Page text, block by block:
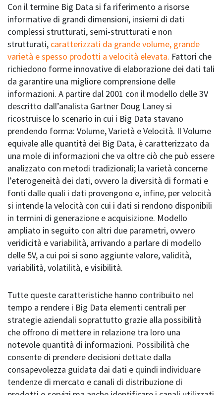
Con il termine Big Data si fa riferimento a risorse
informative di grandi dimensioni, insiemi di dati
complessi strutturati, semi-strutturati e non
strutturati, caratterizzati da grande volume, grande
varietà e spesso prodotti a velocità elevata. Fattori che
richiedono forme innovative di elaborazione dei dati tali
da garantire una migliore comprensione delle
informazioni. A partire dal 2001 con il modello delle 3V
descritto dall’analista Gartner Doug Laney si
ricostruisce lo scenario in cui i Big Data stavano
prendendo forma: Volume, Varietà e Velocità. Il Volume
equivale alle quantità dei Big Data, è caratterizzato da
una mole di informazioni che va oltre ciò che può essere
analizzato con metodi tradizionali; la varietà concerne
l’eterogeneità dei dati, ovvero la diversità di formati e
fonti dalle quali i dati provengono e, infine, per velocità
si intende la velocità con cui i dati si rendono disponibili
in termini di generazione e acquisizione. Modello
ampliato in seguito con altri due parametri, ovvero
veridicità e variabilità, arrivando a parlare di modello
delle 5V, a cui poi si sono aggiunte valore, validità,
variabilità, volatilità, e visibilità.
Tutte queste caratteristiche hanno contribuito nel
tempo a rendere i Big Data elementi centrali per
strategie aziendali soprattutto grazie alla possibilità
che offrono di mettere in relazione tra loro una
notevole quantità di informazioni. Possibilità che
consente di prendere decisioni dettate dalla
consapevolezza guidata dai dati e quindi individuare
tendenze di mercato e canali di distribuzione di